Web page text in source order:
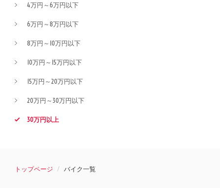
4万円～6万円以下
6万円～8万円以下
8万円～10万円以下
10万円～15万円以下
15万円～20万円以下
20万円～30万円以下
30万円以上
トップページ バイク一覧